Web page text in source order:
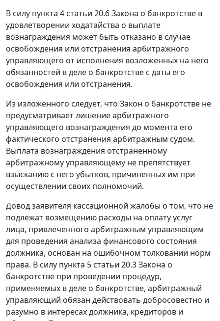
В силу пункта 4 статьи 20.6 Закона о банкротстве в
удовлетворении ходатайства о выплате
вознаграждения может быть отказано в случае
освобождения или отстранения арбитражного
управляющего от исполнения возложенных на него
обязанностей в деле о банкротстве с даты его
освобождения или отстранения.
Из изложенного следует, что Закон о банкротстве не
предусматривает лишение арбитражного
управляющего вознаграждения до момента его
фактического отстранения арбитражным судом.
Выплата вознаграждения отстраненному
арбитражному управляющему не препятствует
взысканию с него убытков, причиненных им при
осуществлении своих полномочий.
Довод заявителя кассационной жалобы о том, что не
подлежат возмещению расходы на оплату услуг
лица, привлеченного арбитражным управляющим
для проведения анализа финансового состояния
должника, основан на ошибочном толковании норм
права. В силу пункта 5 статьи 20.3 Закона о
банкротстве при проведении процедур,
применяемых в деле о банкротстве, арбитражный
управляющий обязан действовать добросовестно и
разумно в интересах должника, кредиторов и